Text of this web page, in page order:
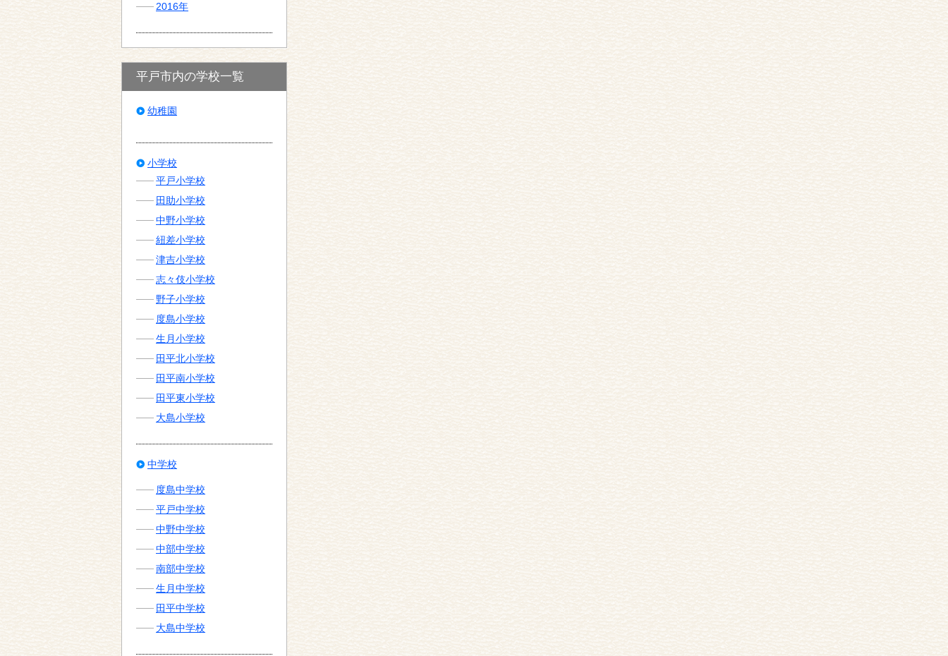
2016年
平戸市内の学校一覧
幼稚園
小学校
平戸小学校
田助小学校
中野小学校
紐差小学校
津吉小学校
志々伎小学校
野子小学校
度島小学校
生月小学校
田平北小学校
田平南小学校
田平東小学校
大島小学校
中学校
度島中学校
平戸中学校
中野中学校
中部中学校
南部中学校
生月中学校
田平中学校
大島中学校